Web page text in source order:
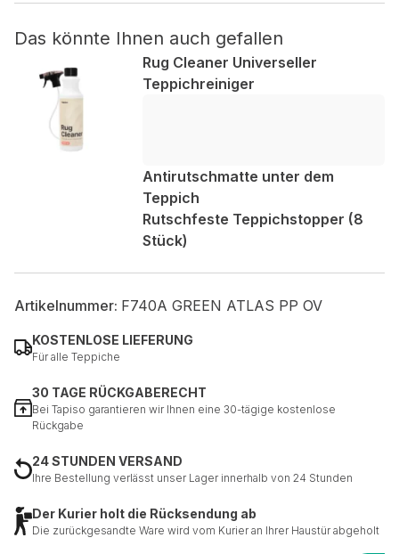
Das könnte Ihnen auch gefallen
Rug Cleaner Universeller
Teppichreiniger
Antirutschmatte unter dem
Teppich
Rutschfeste Teppichstopper (8
Stück)
Artikelnummer: F740A GREEN ATLAS PP OV
KOSTENLOSE LIEFERUNG
Für alle Teppiche
30 TAGE RÜCKGABERECHT
Bei Tapiso garantieren wir Ihnen eine 30-tägige kostenlose
Rückgabe
24 STUNDEN VERSAND
Ihre Bestellung verlässt unser Lager innerhalb von 24 Stunden
Der Kurier holt die Rücksendung ab
Die zurückgesandte Ware wird vom Kurier an Ihrer Haustür abgeholt
Nicht kategorisiert.
Andere nicht kategorisierte Cookies sind solche, die
analysiert werden und noch keiner Kategorie zugeordnet
wurden.
Alle ablehnen
Meine Einstellungen speichern
Alle akzeptieren